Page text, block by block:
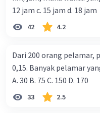
12 jam c. 15 jam d. 18 jam
42 4.2
Dari 200 orang pelamar,
0,15. Banyak pelamar
A. 30 B. 75 C. 150 D. 170
33 2.5